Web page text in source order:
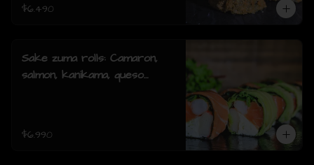
(8 piezas)
$6.490
Sake zuma rolls: Camaron,
salmon, kanikama, queso
$6.990